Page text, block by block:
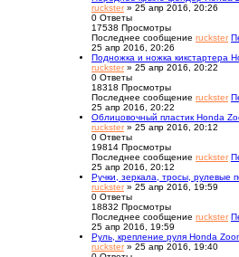
ruckster» 25 апр 2016, 20:26
0 Ответы
17538 Просмотры
Последнее сообщение ruckster
25 апр 2016, 20:26
Подножка и ножка кикстартера
ruckster» 25 апр 2016, 20:22
0 Ответы
18318 Просмотры
Последнее сообщение ruckster
25 апр 2016, 20:22
Облицовочный пластик Honda
ruckster» 25 апр 2016, 20:12
0 Ответы
19814 Просмотры
Последнее сообщение ruckster
25 апр 2016, 20:12
Ручки, зеркала, тросы, рулевые
ruckster» 25 апр 2016, 19:59
0 Ответы
18832 Просмотры
Последнее сообщение ruckster
25 апр 2016, 19:59
Руль, крепление руля Honda
ruckster» 25 апр 2016, 19:40